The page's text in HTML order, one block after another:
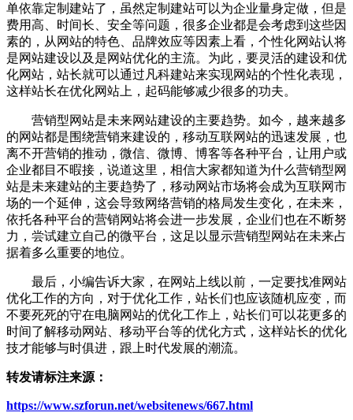
单依靠定制建站了，虽然定制建站可以为企业量身定做，但是
费用高、时间长、安全等问题，很多企业都是会考虑到这些因
素的，从网站的特色、品牌效应等因素上看，个性化网站认将
是网站建设以及是网站优化的主流。为此，要灵活的建设和优
化网站，站长就可以通过凡科建站来实现网站的个性化表现，
这样站长在优化网站上，起码能够减少很多的功夫。
营销型网站是未来网站建设的主要趋势。如今，越来越多
的网站都是围绕营销来建设的，移动互联网站的迅速发展，也
离不开营销的推动，微信、微博、博客等各种平台，让用户或
企业都目不暇接，说道这里，相信大家都知道为什么营销型网
站是未来建站的主要趋势了，移动网站市场将会成为互联网市
场的一个延伸，这会导致网络营销的格局发生变化，在未来，
依托各种平台的营销网站将会进一步发展，企业们也在不断努
力，尝试建立自己的微平台，这足以显示营销型网站在未来占
据着多么重要的地位。
最后，小编告诉大家，在网站上线以前，一定要找准网站
优化工作的方向，对于优化工作，站长们也应该随机应变，而
不要死死的守在电脑网站的优化工作上，站长们可以花更多的
时间了解移动网站、移动平台等的优化方式，这样站长的优化
技才能够与时俱进，跟上时代发展的潮流。
转发请标注来源：
https://www.szforun.net/websitenews/667.html